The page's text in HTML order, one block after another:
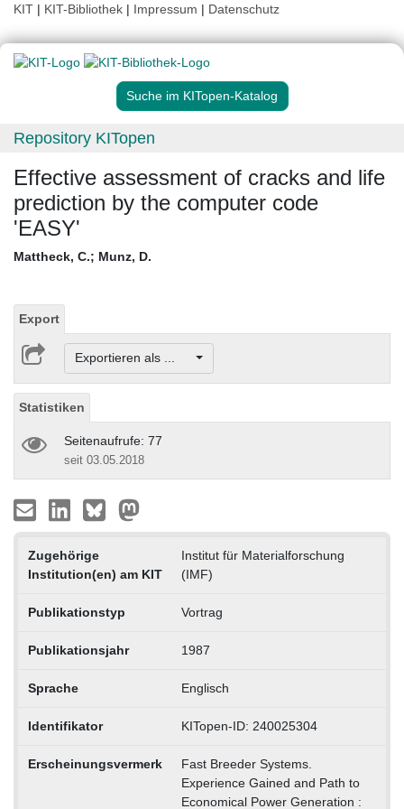
KIT | KIT-Bibliothek | Impressum | Datenschutz
Suche im KITopen-Katalog
Repository KITopen
Effective assessment of cracks and life
prediction by the computer code
'EASY'
Mattheck, C.; Munz, D.
Export
Exportieren als ...
Statistiken
Seitenaufrufe: 77
seit 03.05.2018
Zugehörige
Institution(en) am KIT
Institut für Materialforschung
(IMF)
Publikationstyp Vortrag
Publikationsjahr 1987
Sprache Englisch
Identifikator KITopen-ID: 240025304
Erscheinungsvermerk
Fast Breeder Systems.
Experience Gained and Path to
Economical Power Generation :